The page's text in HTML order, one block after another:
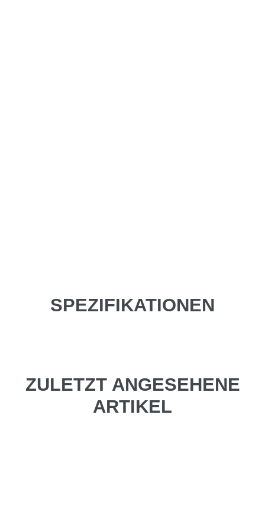
SPEZIFIKATIONEN
ZULETZT ANGESEHENE
ARTIKEL